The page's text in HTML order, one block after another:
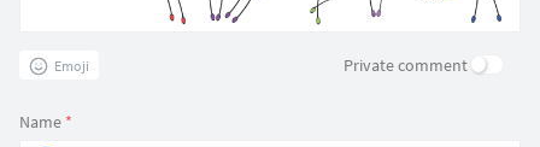
Emoji Private comment
Name *